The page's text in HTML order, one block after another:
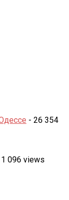
- 26 354
096 views